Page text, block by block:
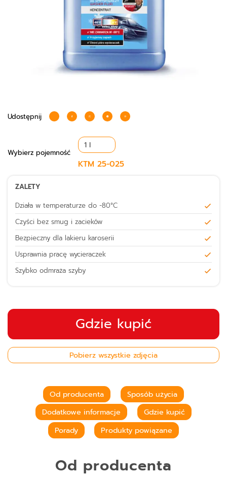
Udostępnij
Wybierz pojemność
KTM 25-025
ZALETY
Działa w temperaturze do -80°C
Czyści bez smug i zacieków
Bezpieczny dla lakieru karoserii
Usprawnia pracę wycieraczek
Szybko odmraża szyby
Gdzie kupić
Pobierz wszystkie zdjęcia
Od producenta
Sposób użycia
Dodatkowe informacje
Gdzie kupić
Porady
Produkty powiązane
Od producenta